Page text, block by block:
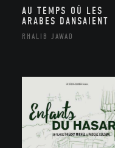
AU TEMPS OÙ LES
ARABES DANSAIENT
RHALIB JAWAD